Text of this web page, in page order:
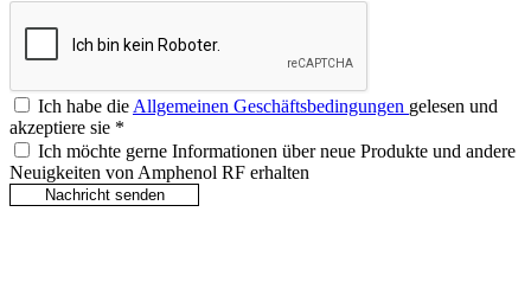
Ich habe die Allgemeinen Geschäftsbedingungen gelesen und
akzeptiere sie *
Ich möchte gerne Informationen über neue Produkte und andere
Neuigkeiten von Amphenol RF erhalten